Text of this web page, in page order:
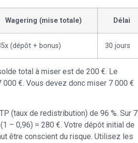
Wagering (mise totale) Délai
(dépôt + bonus) 30 jours
total à miser est de 200 €. Le
€. Vous devez donc miser 7 000 €
(taux de redistribution) de 96 %. Sur 7
– 0,96) = 280 €. Votre dépôt initial de
être conscient du risque. Utilisez les